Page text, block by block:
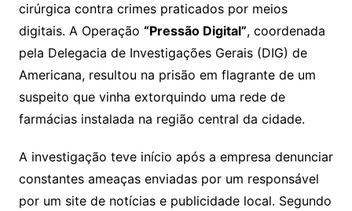
cirúrgica contra crimes praticados por meios
digitais. A Operação “Pressão Digital”, coordenada
pela Delegacia de Investigações Gerais (DIG) de
Americana, resultou na prisão em flagrante de um
suspeito que vinha extorquindo uma rede de
farmácias instalada na região central da cidade.
A investigação teve início após a empresa denunciar
constantes ameaças enviadas por um responsável
por um site de notícias e publicidade local. Segundo